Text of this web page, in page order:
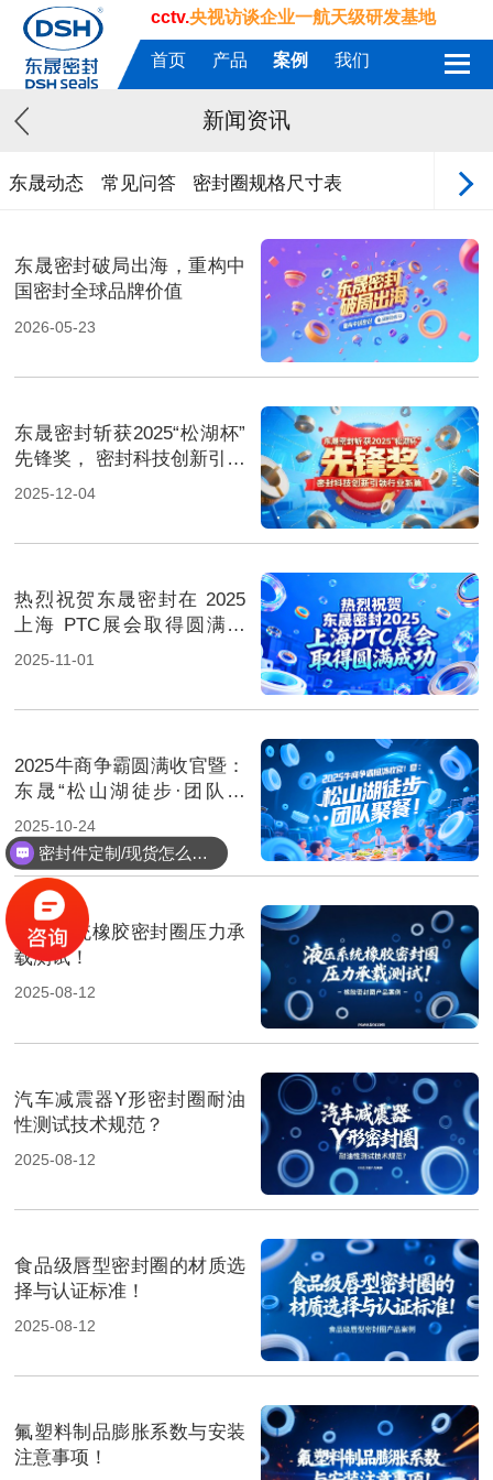
cctv.央视访谈企业一航天级研发基地
首页 产品 案例 我们
新闻资讯
东晟动态 常见问答 密封圈规格尺寸表
东晟密封破局出海，重构中
国密封全球品牌价值
2026-05-23
东晟密封斩获2025“松湖杯”
先锋奖， 密封科技创新引领
行业新篇！
2025-12-04
热烈祝贺东晟密封在 2025
上海 PTC展会取得圆满成
功！
2025-11-01
2025牛商争霸圆满收官暨：
东晟“松山湖徒步·团队聚
餐”！
2025-10-24
液压系统橡胶密封圈压力承
载测试！
2025-08-12
汽车减震器Y形密封圈耐油
性测试技术规范？
2025-08-12
食品级唇型密封圈的材质选
择与认证标准！
2025-08-12
氟塑料制品膨胀系数与安装
注意事项！
密封件定制/现货怎么报价，起订量多少？